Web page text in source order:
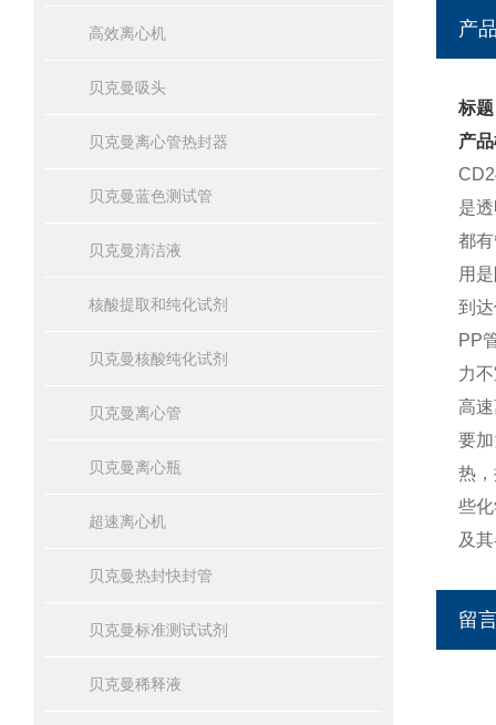
高效离心机
贝克曼吸头
贝克曼离心管热封器
贝克曼蓝色测试管
贝克曼清洁液
核酸提取和纯化试剂
贝克曼核酸纯化试剂
贝克曼离心管
贝克曼离心瓶
超速离心机
贝克曼热封快封管
贝克曼标准测试试剂
贝克曼稀释液
产
标
产
是
都
用
到
PP
力
高
要
热
些
及
留